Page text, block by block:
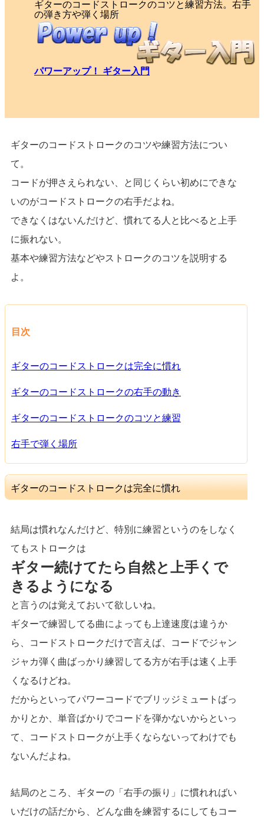
ギターのコードストロークのコツと練習方法。右手
の弾き方や弾く場所
パワーアップ！ ギター入門
ギターのコードストロークのコツや練習方法につい
て。
コードが押さえられない、と同じくらい初めにできな
いのがコードストロークの右手だよね。
できなくはないんだけど、慣れてる人と比べると上手
に振れない。
基本や練習方法などやストロークのコツを説明する
よ。
目次
ギターのコードストロークは完全に慣れ
ギターのコードストロークの右手の動き
ギターのコードストロークのコツと練習
右手で弾く場所
ギターのコードストロークは完全に慣れ
結局は慣れなんだけど、特別に練習というのをしなく
てもストロークは
ギター続けてたら自然と上手くで
きるようになる
と言うのは覚えておいて欲しいね。
ギターで練習してる曲によっても上達速度は違うか
ら、コードストロークだけで言えば、コードでジャン
ジャカ弾く曲ばっかり練習してる方が右手は速く上手
くなるけどね。
だからといってパワーコードでブリッジミュートばっ
かりとか、単音ばかりでコードを弾かないからといっ
て、コードストロークが上手くならないってわけでも
ないんだよね。
結局のところ、ギターの「右手の振り」に慣れればい
いだけの話だから、どんな曲を練習するにしてもコー